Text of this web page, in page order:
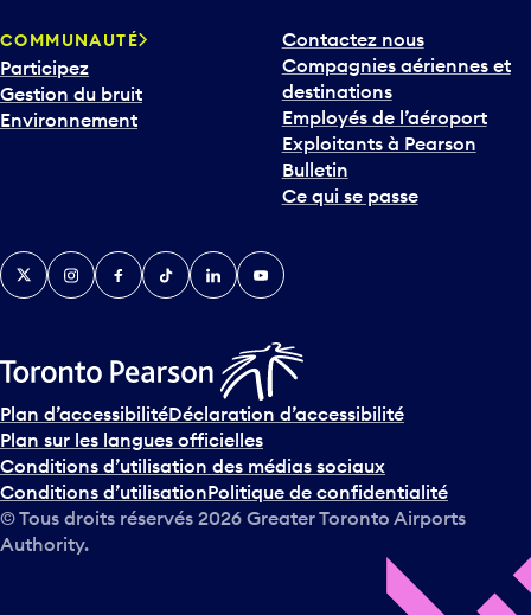
o
u
r
i
v
e
n
s
u
r
l
e
c
a
COMMUNAUTÉ
Participez
Gestion du bruit
Environnement
Contactez nous
Compagnies aériennes et
destinations
Employés de l’aéroport
Exploitants à Pearson
Bulletin
Ce qui se passe
TwitterInstagramFacebook
TikTokLinkedInYouTube
Plan d’accessibilitéDéclaration d’accessibilité
Plan sur les langues officielles
Conditions d’utilisation des médias sociaux
Conditions d’utilisationPolitique de confidentialité
© Tous droits réservés 2026 Greater Toronto Airports
Authority.